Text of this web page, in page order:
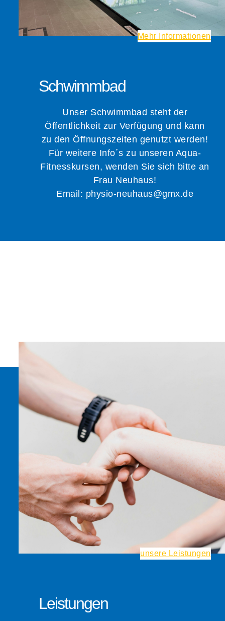
Schwimmbad
Unser Schwimmbad steht der
Öffentlichkeit zur Verfügung und kann
zu den Öffnungszeiten genutzt werden!
Für weitere Info´s zu unseren Aqua-
Fitnesskursen, wenden Sie sich bitte an
Frau Neuhaus!
Email: physio-neuhaus@gmx.de
Mehr Informationen
Leistungen
unsere Leistungen